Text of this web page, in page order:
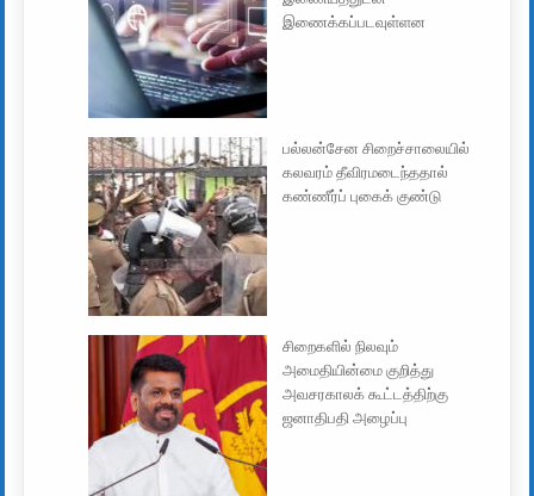
இணைக்கப்படவுள்ளன
பல்லன்சேன சிறைச்சாலையில்
கலவரம் தீவிரமடைந்ததால்
கண்ணீர்ப் புகைக் குண்டு
சிறைகளில் நிலவும்
அமைதியின்மை குறித்து
அவசரகாலக் கூட்டத்திற்கு
ஜனாதிபதி அழைப்பு